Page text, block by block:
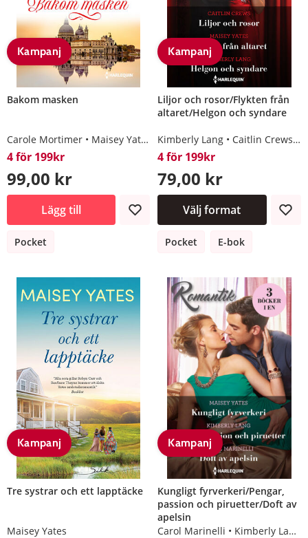
Kampanj
Bakom masken
Carole Mortimer Maisey Yates Susan Stephens Louisa
4 för 199kr
99,00 kr
Lägg till
Pocket
Kampanj
Liljor och rosor/Flykten från
altaret/Helgon och syndare
Kimberly Lang Caitlin Crews
4 för 199kr
79,00 kr
Välj format
Pocket E-bok
Kampanj
Tre systrar och ett lapptäcke
Maisey Yates
Kampanj
Kungligt fyrverkeri/Pengar,
passion och piruetter/Doft av
apelsin
Carol Marinelli
Kimberly Lang